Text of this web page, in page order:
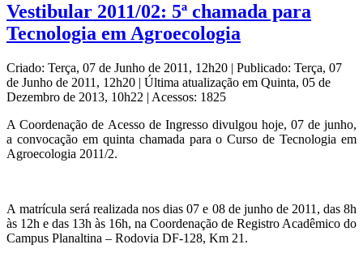
Vestibular 2011/02: 5ª chamada para
Tecnologia em Agroecologia
Criado: Terça, 07 de Junho de 2011, 12h20 | Publicado: Terça, 07
de Junho de 2011, 12h20 | Última atualização em Quinta, 05 de
Dezembro de 2013, 10h22 | Acessos: 1825
A Coordenação de Acesso de Ingresso divulgou hoje, 07 de junho,
a convocação em quinta chamada para o Curso de Tecnologia em
Agroecologia 2011/2.
A matrícula será realizada nos dias 07 e 08 de junho de 2011, das 8h
às 12h e das 13h às 16h, na Coordenação de Registro Acadêmico do
Campus Planaltina – Rodovia DF-128, Km 21.